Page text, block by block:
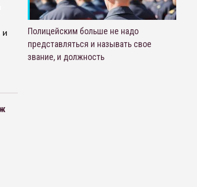
и
Полицейским больше не надо
представляться и называть свое
звание, и должность